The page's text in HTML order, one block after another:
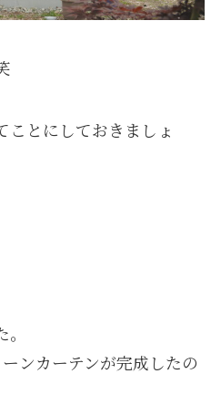
ことにしておきましょ
ンカーテンが完成したの